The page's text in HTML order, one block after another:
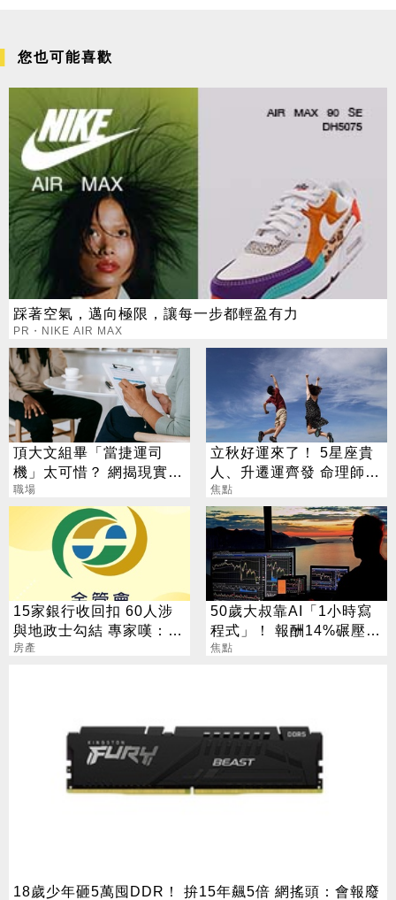
您也可能喜歡
踩著空氣，邁向極限，讓每一步都輕盈有力
PR・NIKE AIR MAX
頂大文組畢「當捷運司
機」太可惜？ 網揭現實：
高中就能考
職場
立秋好運來了！ 5星座貴
人、升遷運齊發 命理師：
把握黃金轉運期
焦點
15家銀行收回扣 60人涉
與地政士勾結 專家嘆：徹
查恐血流成河
房產
50歲大叔靠AI「1小時寫
程式」！ 報酬14%碾壓標
普 直接辭職去炒股
焦點
18歲少年砸5萬囤DDR！ 拚15年飆5倍 網搖頭：會報廢